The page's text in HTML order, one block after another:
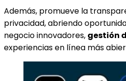
Además, promueve la
privacidad, abriendo
negocio innovadores, gestión
experiencias en línea más